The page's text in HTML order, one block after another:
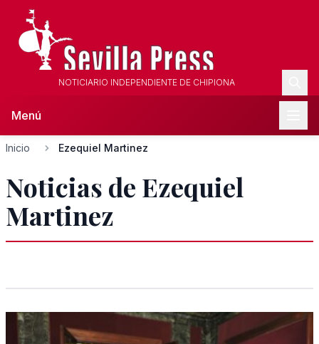
NOTICIARIO INDEPENDIENTE DE CHIPIONA
Menú
Inicio Ezequiel Martinez
Noticias de Ezequiel
Martinez